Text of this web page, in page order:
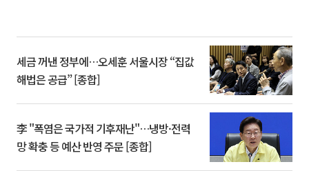
세금 꺼낸 정부에…오세훈 서울시장 “집값
해법은 공급” [종합]
李 "폭염은 국가적 기후재난"…냉방·전력
망 확충 등 예산 반영 주문 [종합]